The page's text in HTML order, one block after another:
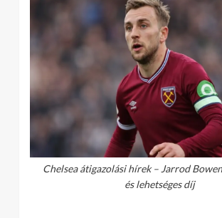
Chelsea átigazolási hírek – Jarrod
és lehetséges díj